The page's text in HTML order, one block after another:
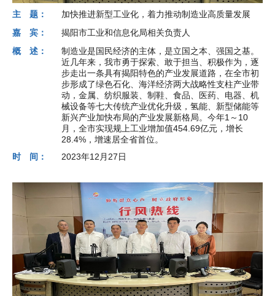
主 题：
加快推进新型工业化，着力推动制造业高质量发展
嘉 宾：
揭阳市工业和信息化局相关负责人
概 述：
制造业是国民经济的主体，是立国之本、强国之基。
近几年来，我市勇于探索、敢于担当、积极作为，逐
步走出一条具有揭阳特色的产业发展道路，在全市初
步形成了绿色石化、海洋经济两大战略性支柱产业带
动，金属、纺织服装、制鞋、食品、医药、电器、机
械设备等七大传统产业优化升级，氢能、新型储能等
新兴产业加快布局的产业发展新格局。今年1～10
月，全市实现规上工业增加值454.69亿元，增长
28.4%，增速居全省首位。
时 间：
2023年12月27日